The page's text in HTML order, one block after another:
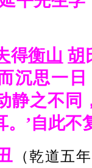
得衡山 胡
沉思一
静之不同
。’自此不
（乾道五